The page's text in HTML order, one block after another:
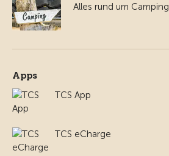
Alles rund um Camping
Apps
TCS App
TCS eCharge